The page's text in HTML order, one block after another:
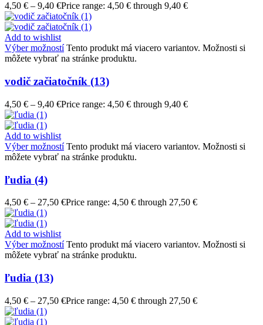
4,50 € – 9,40 €Price range: 4,50 € through 9,40 €
Add to wishlist
Výber možností Tento produkt má viacero variantov. Možnosti si
môžete vybrať na stránke produktu.
vodič začiatočník (13)
4,50 € – 9,40 €Price range: 4,50 € through 9,40 €
Add to wishlist
Výber možností Tento produkt má viacero variantov. Možnosti si
môžete vybrať na stránke produktu.
ľudia (4)
4,50 € – 27,50 €Price range: 4,50 € through 27,50 €
Add to wishlist
Výber možností Tento produkt má viacero variantov. Možnosti si
môžete vybrať na stránke produktu.
ľudia (13)
4,50 € – 27,50 €Price range: 4,50 € through 27,50 €